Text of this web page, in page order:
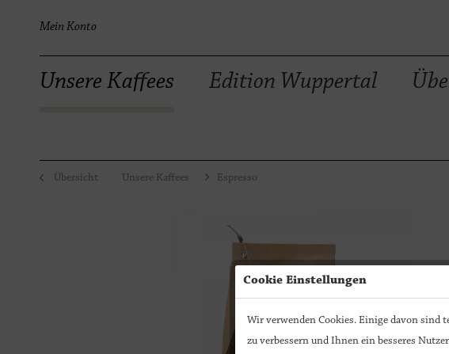
Mein Konto
Unsere Kaffees Edition Wuppertal
Übersicht Unsere Kaffees Espresso
Cookie Einstellungen
Wir verwenden Cookies. Einige davon sind
zu verbessern und Ihnen ein besseres